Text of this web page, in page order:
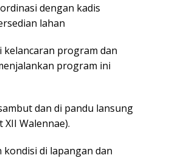
dengan kadis
lahan
program dan
program ini
dan di pandu lansung
Walennae).
di lapangan dan